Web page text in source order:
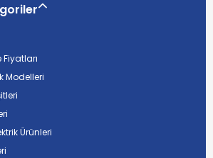
Modelleri
Ürünleri